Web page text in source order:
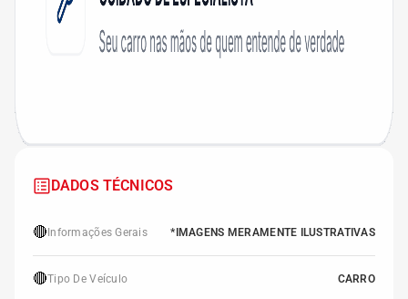
DADOS TÉCNICOS
🔴 Informações Gerais *IMAGENS MERAMENTE ILUSTRATIVAS
🔴Tipo De Veículo CARRO